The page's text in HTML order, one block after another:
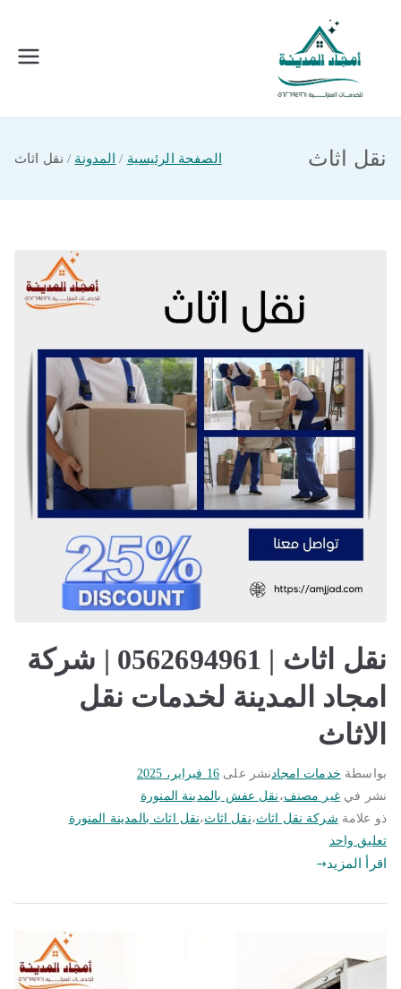
المحتوى
امجاد المدينة للخدمات المنزلية
نقل اثاث الصفحة الرئيسية المدونة نقل اثاث
نقل اثاث | 0562694961 | شركة
امجاد المدينة لخدمات نقل
الاثاث
بواسطة خدمات امجادنشر على 16 فبراير، 2025
نشر فيغير مصنف، نقل عفش بالمدينة المنورة
ذو علامة شركة نقل اثاث،نقل اثاث،نقل اثاث بالمدينة المنورة
تعليق واحد
نقل
|
شركة
اقرأ المزيد